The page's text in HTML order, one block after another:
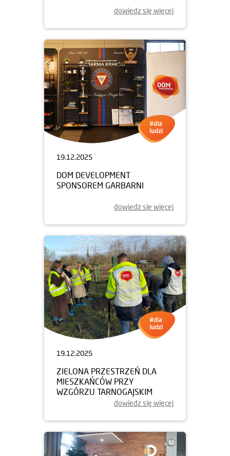
dowiedz się więcej
19.12.2025
DOM DEVELOPMENT
SPONSOREM GARBARNI
dowiedz się więcej
19.12.2025
ZIELONA PRZESTRZEŃ DLA
MIESZKAŃCÓW PRZY
WZGÓRZU TARNOGAJSKIM
dowiedz się więcej